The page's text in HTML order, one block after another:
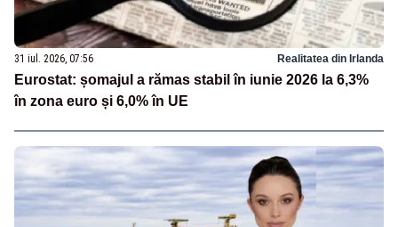
31 iul. 2026, 07:56 Realitatea din Irlanda
Eurostat: șomajul a rămas stabil în iunie 2026 la 6,3%
în zona euro și 6,0% în UE